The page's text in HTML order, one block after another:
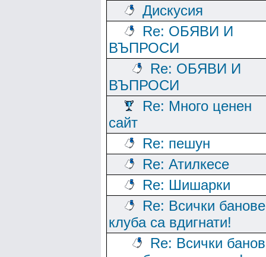
Дискусия
Re: ОБЯВИ И
ВЪПРОСИ
Re: ОБЯВИ И
ВЪПРОСИ
Re: Много ценен
сайт
Re: пешун
Re: Атилкесе
Re: Шишарки
Re: Всички
клуба са вдигнати!
Re: Всички